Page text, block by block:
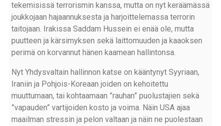
tekemisissä terrorismin kanssa, mutta on nyt keräämässä
joukkojaan hajaannuksesta ja harjoittelemassa terrorin
taitojaan. Irakissa Saddam Hussein ei enää ole, mutta
puutteen ja kärsimyksen sekä laittomuuden ja kaaoksen
perimä on korvannut hänen kaamean hallintonsa.
Nyt Yhdysvaltain hallinnon katse on kääntynyt Syyriaan,
Iraniin ja Pohjois-Koreaan joiden on kehoitettu
muuttumaan, tai kohtaamaan ”rauhan” puolustajien sekä
”vapauden” vartijoiden kosto ja voima. Näin USA ajaa
maailman stressin ja pelon valtaan ja näin ne puolestaan